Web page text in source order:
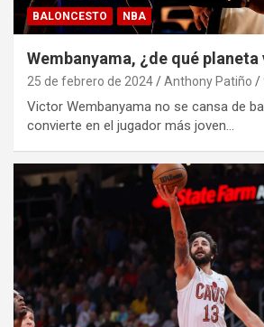
BALONCESTO NBA
Wembanyama, ¿de qué
25 de febrero de 2024 Anthony Patiño
Victor Wembanyama no se cansa de
convierte en el jugador más joven…